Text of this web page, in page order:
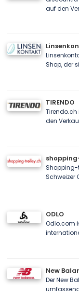
auf den
Shop, der
TIRENDO
Tirendo.ch
den
Shopping-
Schweizer
ODLO
Odlo.com
New
Der New